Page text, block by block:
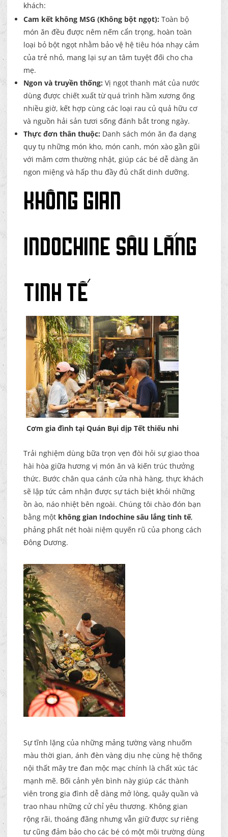
khách:
Cam kết không MSG (Không bột ngọt): Toàn bộ
món ăn đều được nêm nếm cẩn trọng, hoàn toàn
loại bỏ bột ngọt nhằm bảo vệ hệ tiêu hóa nhạy cảm
của trẻ nhỏ, mang lại sự an tâm tuyệt đối cho cha
mẹ.
Ngon và truyền thống: Vị ngọt thanh mát của nước
dùng được chiết xuất từ quá trình hầm xương ống
nhiều giờ, kết hợp cùng các loại rau củ quả hữu cơ
và nguồn hải sản tươi sống đánh bắt trong ngày.
Thực đơn thân thuộc: Danh sách món ăn đa dạng
quy tụ những món kho, món canh, món xào gần gũi
với mâm cơm thường nhật, giúp các bé dễ dàng ăn
ngon miệng và hấp thu đầy đủ chất dinh dưỡng.
Không Gian
Indochine Sâu Lắng
Tinh Tế
Cơm gia đình tại Quán Bụi dịp Tết thiếu nhi
Trải nghiệm dùng bữa trọn vẹn đòi hỏi sự giao thoa
hài hòa giữa hương vị món ăn và kiến trúc thưởng
thức. Bước chân qua cánh cửa nhà hàng, thực khách
sẽ lập tức cảm nhận được sự tách biệt khỏi những
ồn ào, náo nhiệt bên ngoài. Chúng tôi chào đón bạn
bằng một không gian Indochine sâu lắng tinh tế,
phảng phất nét hoài niệm quyến rũ của phong cách
Đông Dương.
Sự tĩnh lặng của những mảng tường vàng nhuốm
màu thời gian, ánh đèn vàng dịu nhẹ cùng hệ thống
nội thất mây tre đan mộc mạc chính là chất xúc tác
mạnh mẽ. Bối cảnh yên bình này giúp các thành
viên trong gia đình dễ dàng mở lòng, quây quần và
trao nhau những cử chỉ yêu thương. Không gian
rộng rãi, thoáng đãng nhưng vẫn giữ được sự riêng
tư cũng đảm bảo cho các bé có một môi trường dùng